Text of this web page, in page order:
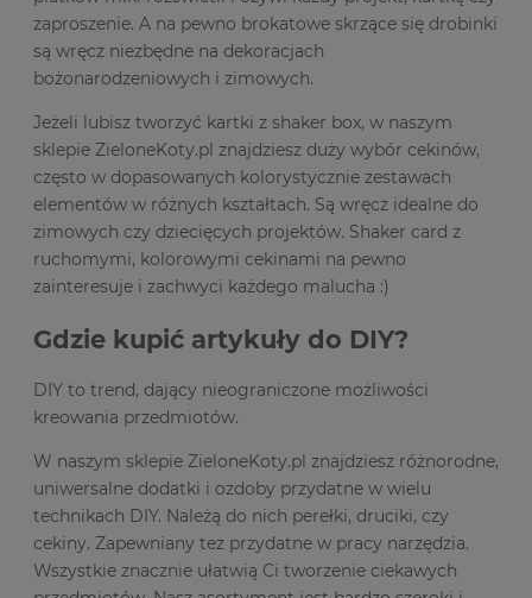
zaproszenie. A na pewno brokatowe skrzące się drobinki
są wręcz niezbędne na dekoracjach
bożonarodzeniowych i zimowych.
Jeżeli lubisz tworzyć kartki z shaker box, w naszym
sklepie ZieloneKoty.pl znajdziesz duży wybór cekinów,
często w dopasowanych kolorystycznie zestawach
elementów w różnych kształtach. Są wręcz idealne do
zimowych czy dziecięcych projektów. Shaker card z
ruchomymi, kolorowymi cekinami na pewno
zainteresuje i zachwyci każdego malucha :)
Gdzie kupić artykuły do DIY?
DIY to trend, dający nieograniczone możliwości
kreowania przedmiotów.
W naszym sklepie ZieloneKoty.pl znajdziesz różnorodne,
uniwersalne dodatki i ozdoby przydatne w wielu
technikach DIY. Należą do nich perełki, druciki, czy
cekiny. Zapewniany tez przydatne w pracy narzędzia.
Wszystkie znacznie ułatwią Ci tworzenie ciekawych